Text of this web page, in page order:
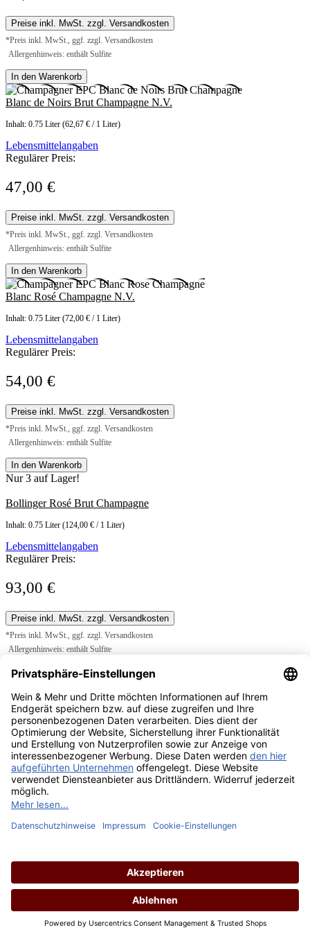
Preise inkl. MwSt. zzgl. Versandkosten
*Preis inkl. MwSt., ggf. zzgl. Versandkosten
Allergenhinweis: enthält Sulfite
In den Warenkorb
Blanc de Noirs Brut Champagne N.V.
Inhalt: 0.75 Liter (62,67 € / 1 Liter)
Lebensmittelangaben
Regulärer Preis:
47,00 €
Preise inkl. MwSt. zzgl. Versandkosten
*Preis inkl. MwSt., ggf. zzgl. Versandkosten
Allergenhinweis: enthält Sulfite
In den Warenkorb
Blanc Rosé Champagne N.V.
Inhalt: 0.75 Liter (72,00 € / 1 Liter)
Lebensmittelangaben
Regulärer Preis:
54,00 €
Preise inkl. MwSt. zzgl. Versandkosten
*Preis inkl. MwSt., ggf. zzgl. Versandkosten
Allergenhinweis: enthält Sulfite
In den Warenkorb
Nur 3 auf Lager!
Bollinger Rosé Brut Champagne
Inhalt: 0.75 Liter (124,00 € / 1 Liter)
Lebensmittelangaben
Regulärer Preis:
93,00 €
Preise inkl. MwSt. zzgl. Versandkosten
*Preis inkl. MwSt., ggf. zzgl. Versandkosten
Allergenhinweis: enthält Sulfite
In den Warenkorb
Brut Cuvée Champagne Rosé N.V.
Inhalt:0.75 Liter(104,00 € / 1 Liter)
Lebensmittelangaben
Regulärer Preis:
78,00 €
Preise inkl. MwSt. zzgl. Versandkosten
Brut Cuvée Champagne Rosé N.V. Magnum